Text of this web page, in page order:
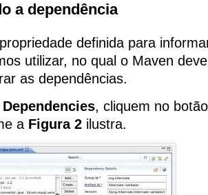
a dependência
definida para
utilizar, no qual o Maven
as dependências.
Dependencies, cliquem no
a Figura 2 ilustra.